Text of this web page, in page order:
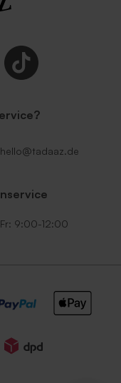
hello@tadaaz.de
9:00-12:00